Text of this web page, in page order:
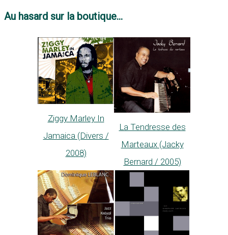
Au hasard sur la boutique...
Ziggy Marley In
Jamaica (Divers /
2008)
La Tendresse des
Marteaux (Jacky
Bernard / 2005)